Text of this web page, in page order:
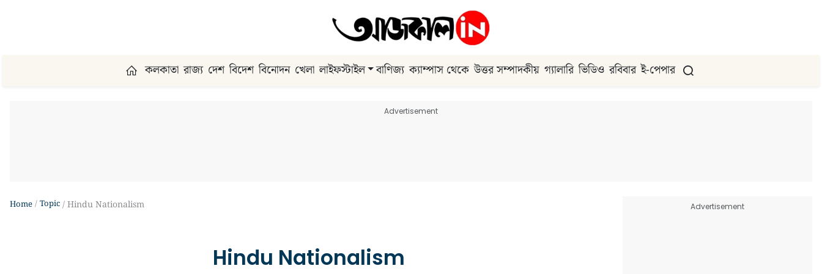
কলকাতা রাজ্য দেশ বিদেশ বিনোদন খেলা লাইফস্টাইল বাণিজ্য ক্যাম্পাস থেকে উত্তর সম্পাদকীয় গ্যালারি ভিডিও রবিবার ই-পেপার
Advertisement
Home Topic Hindu Nationalism
Hindu Nationalism
Advertisement